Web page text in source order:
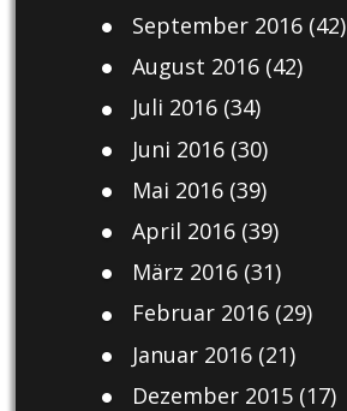
September 2016(42)
August 2016(42)
Juli 2016(34)
Juni 2016(30)
Mai 2016(39)
April 2016(39)
März 2016(31)
Februar 2016(29)
Januar 2016(21)
Dezember 2015(17)